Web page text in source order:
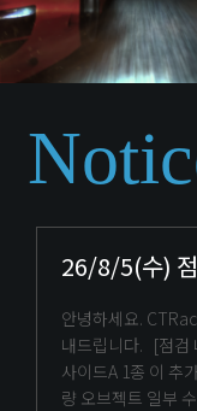
26/8/5(수)
안녕하세요. CTRacer 입니다. 금주 정기점검이 완료 되어 안
내드립니다. [점검 내역] 1. 신규 스티커 출시 - 후드A 1종,
사이드A 1종 이 추가 되